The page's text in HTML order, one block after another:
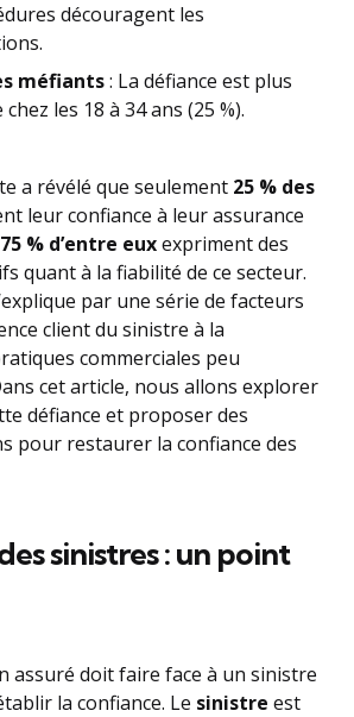
découragent les
méfiants: La défiance est plus
les 18 à 34 ans (25 %).
a révélé que seulement 25 % des
leur confiance à leur assurance
75 % d’entre euxexpriment des
quant à la fiabilité de ce secteur.
par une série de facteurs
client du sinistre à la
commerciales peu
cet article, nous allons explorer
défiance et proposer des
pour restaurer la confiance des
sinistres : un point
assuré doit faire face à un sinistre
la confiance. Le sinistre est